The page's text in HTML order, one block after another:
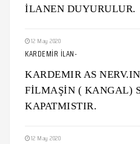
İLANEN DUYURULUR.
12 May 2020
KARDEMİR İLAN-
KARDEMIR AS
FİLMAŞİN ( KANGAL)
KAPATMISTIR.
12 May 2020